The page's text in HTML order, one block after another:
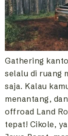
Gathering
selalu di ruang
saja. Kalau
menantang,
offroad Land
tepat! Cikole,